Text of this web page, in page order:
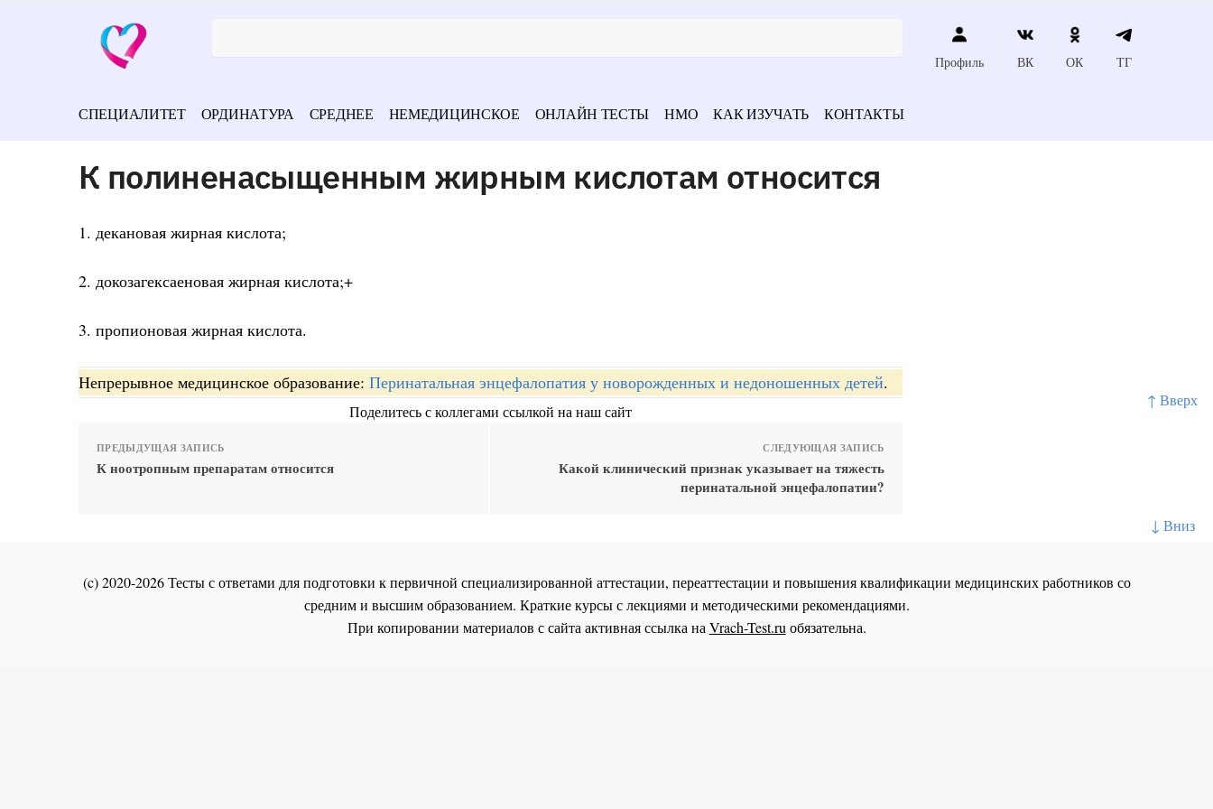
↑ Вверх
↓ Вниз
Профиль ВК ОК ТГ
СПЕЦИАЛИТЕТ ОРДИНАТУРА СРЕДНЕЕ НЕМЕДИЦИНСКОЕ ОНЛАЙН ТЕСТЫ НМО КАК ИЗУЧАТЬ КОНТАКТЫ
К полиненасыщенным жирным кислотам относится
1. декановая жирная кислота;
2. докозагексаеновая жирная кислота;+
3. пропионовая жирная кислота.
Непрерывное медицинское образование: Перинатальная энцефалопатия у новорожденных и недоношенных детей.
Поделитесь с коллегами ссылкой на наш сайт
ПРЕДЫДУЩАЯ ЗАПИСЬ
К ноотропным препаратам относится
СЛЕДУЮЩАЯ ЗАПИСЬ
Какой клинический признак указывает на тяжесть
перинатальной энцефалопатии?
(c) 2020-2026 Тесты с ответами для подготовки к первичной специализированной аттестации, переаттестации и повышения квалификации медицинских работников со
средним и высшим образованием. Краткие курсы с лекциями и методическими рекомендациями.
При копировании материалов с сайта активная ссылка на Vrach-Test.ru обязательна.